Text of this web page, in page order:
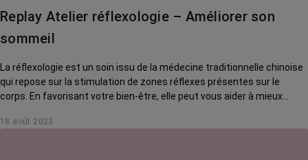
Replay Atelier réflexologie – Améliorer son
sommeil
La réflexologie est un soin issu de la médecine traditionnelle chinoise
qui repose sur la stimulation de zones réflexes présentes sur le
corps. En favorisant votre bien-être, elle peut vous aider à mieux
Maxime Bansard, réflexologue, vous montre aujourd'hui des
18 août 2023